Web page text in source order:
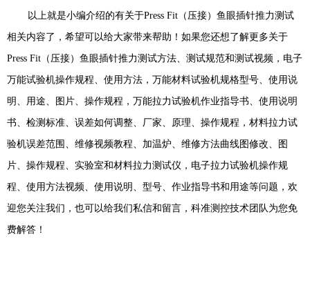
以上就是小编介绍的有关于Press Fit （压接）鱼眼插针推力测试
相关内容了，希望可以给大家带来帮助！如果您还想了解更多关于
Press Fit （压接）鱼眼插针推力测试方法、测试规范和测试视频，电子
万能试验机操作规程、使用方法，万能材料试验机规格型号、使用说
明、用途、图片、操作规程，万能拉力试验机作业指导书、使用说明
书、检测标准、误差如何调整、厂家、原理、操作规程，材料拉力试
验机误差范围、维修视频教程、加温炉、维修方法曲线图修改、图
片、操作规程、实验室和材料拉力测试仪，电子拉力试验机操作规
程、使用方法视频、使用说明、型号、作业指导书和用途等问题，欢
迎您关注我们，也可以给我们私信和留言，科准测控技术团队为您免
费解答！